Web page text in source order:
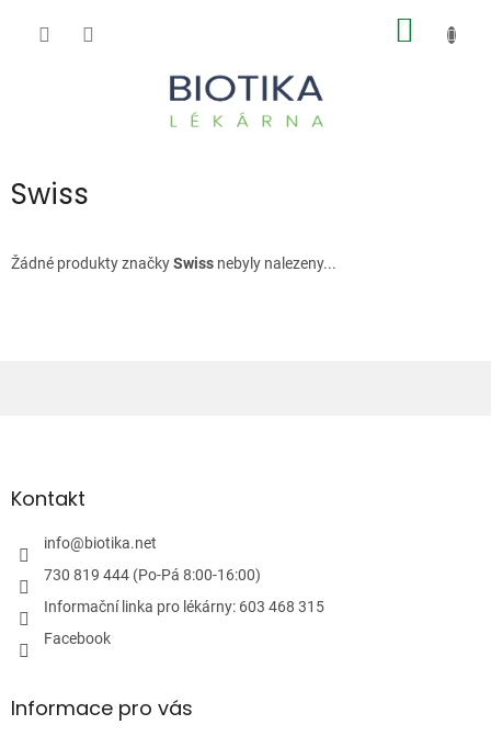
Swiss
Žádné produkty značkySwiss nebyly nalezeny...
aKontakt
info@biotika.net
730 819 444 (Po-Pá 8:00-16:00)
Informační linka pro lékárny: 603 468 315
Facebook
Informace pro vás